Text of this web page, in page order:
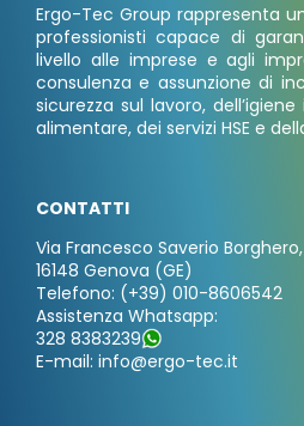
Ergo-Tec Group rappresenta
professionisti capace di
livello alle imprese e agli
consulenza e assunzione di
sicurezza sul lavoro,
alimentare, dei servizi HSE e
CONTATTI
Via Francesco Saverio
16148 Genova (GE)
Telefono: (+39) 010-8606542
Assistenza Whatsapp:
328 8383239
E-mail: info@ergo-tec.it